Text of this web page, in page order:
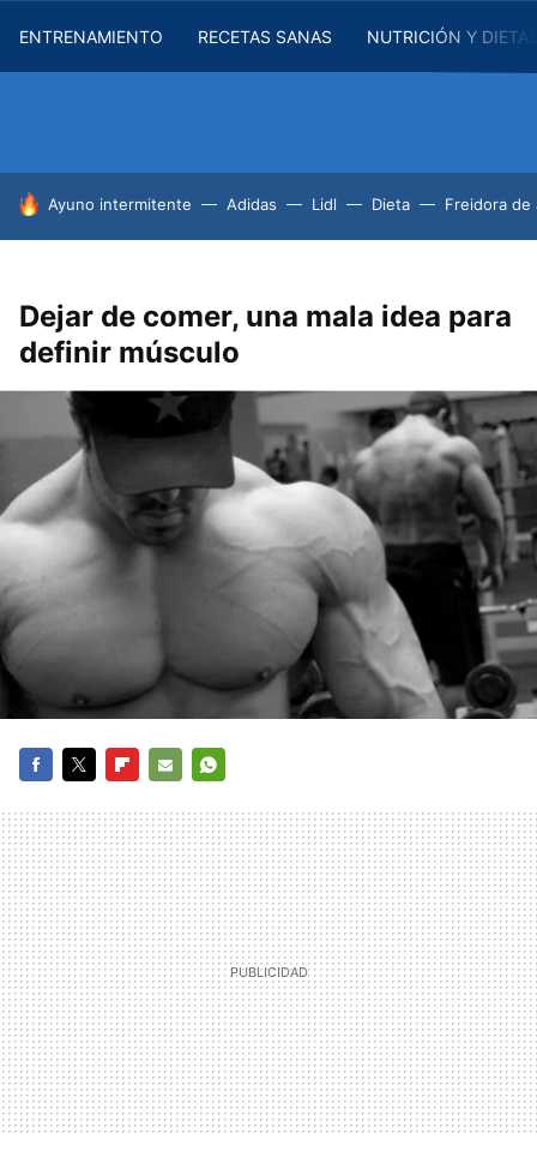
ENTRENAMIENTO RECETAS SANAS NUTRICIÓN Y
HOY SE HABLA DE
Ayuno intermitente Adidas Lidl Dieta Freidora de
Dejar de comer, una mala idea para
definir músculo
MAIL